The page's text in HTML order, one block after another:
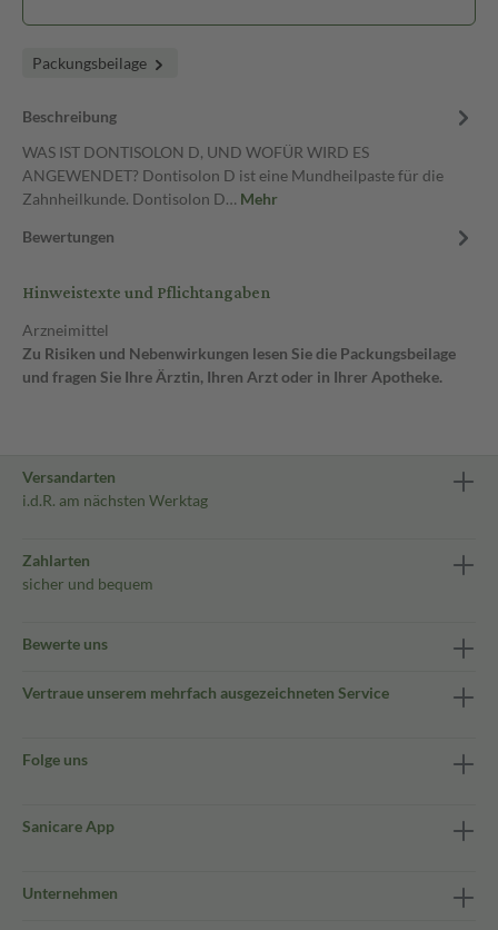
Packungsbeilage
Beschreibung
WAS IST DONTISOLON D, UND WOFÜR WIRD ES
ANGEWENDET? Dontisolon D ist eine Mundheilpaste für die
Zahnheilkunde. Dontisolon D… Mehr
Bewertungen
Hinweistexte und Pflichtangaben
Arzneimittel
Zu Risiken und Nebenwirkungen lesen Sie die Packungsbeilage
und fragen Sie Ihre Ärztin, Ihren Arzt oder in Ihrer Apotheke.
Versandarten
i.d.R. am nächsten Werktag
Zahlarten
sicher und bequem
Bewerte uns
Vertraue unserem mehrfach ausgezeichneten Service
Folge uns
Sanicare App
Unternehmen